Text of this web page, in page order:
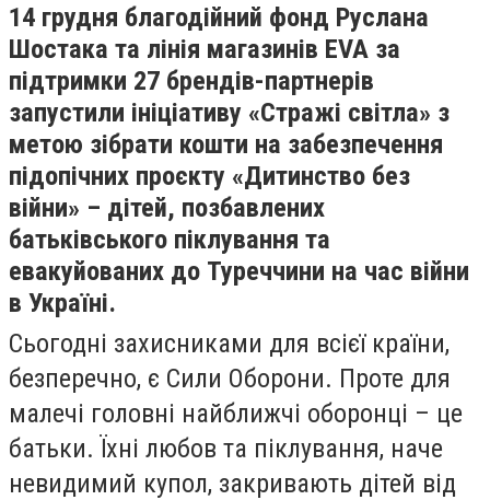
14 грудня благодійний фонд Руслана
Шостака та лінія магазинів EVA за
підтримки 27 брендів-партнерів
запустили ініціативу «Стражі світла» з
метою зібрати кошти на забезпечення
підопічних проєкту «Дитинство без
війни» – дітей, позбавлених
батьківського піклування та
евакуйованих до Туреччини на час війни
в Україні.
Сьогодні захисниками для всієї країни,
безперечно, є Сили Оборони. Проте для
малечі головні найближчі оборонці – це
батьки. Їхні любов та піклування, наче
невидимий купол, закривають дітей від